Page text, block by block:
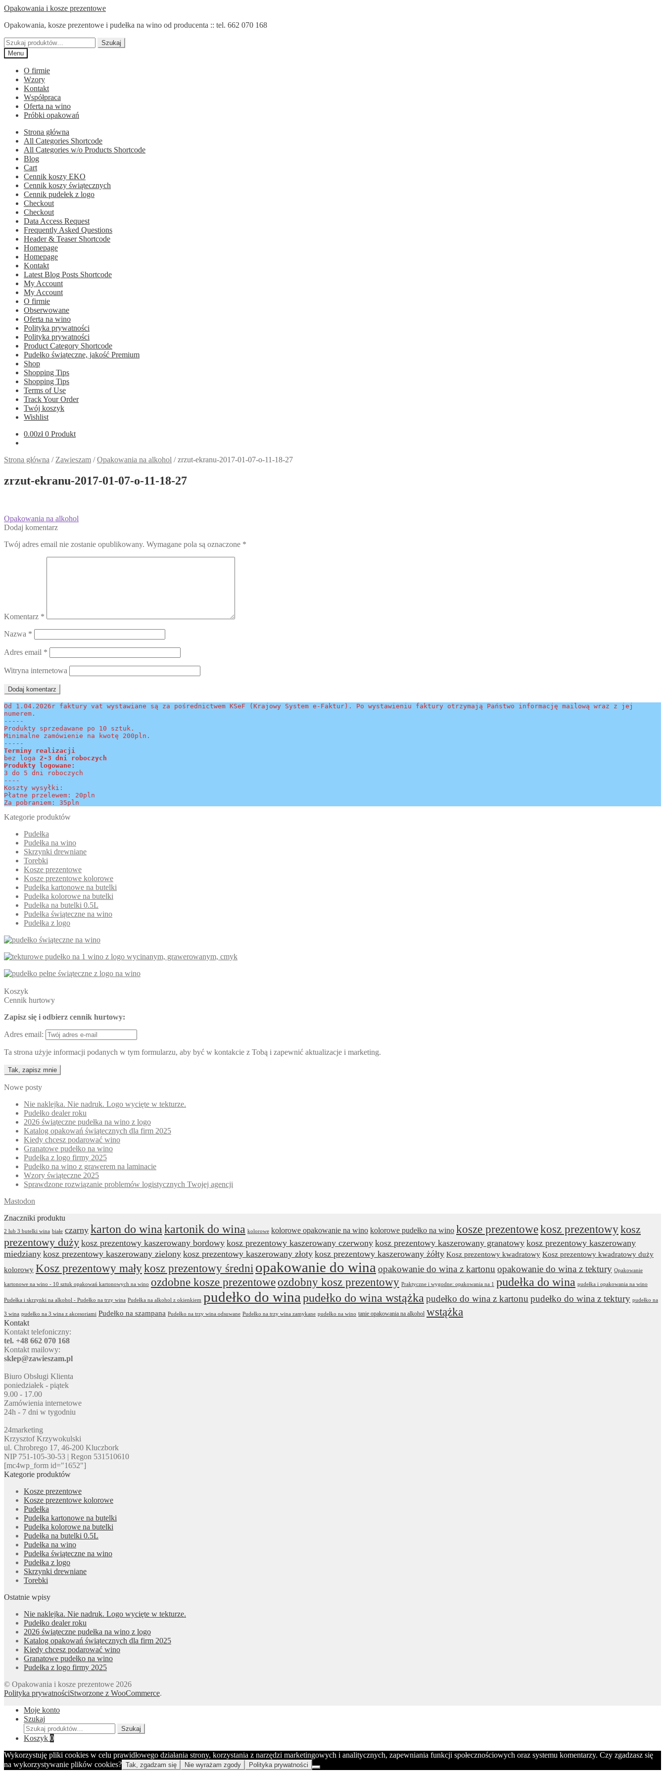
Przejdź
nawigacji
Przejdź
treści
Opakowania i kosze prezentowe
Opakowania, kosze prezentowe i pudełka na wino od producenta :: tel. 662 070 168
Szukaj:
Szukaj
Menu
O firmie
Wzory
Kontakt
Współpraca
Oferta na wino
Próbki opakowań
Strona główna
All Categories Shortcode
All Categories w/o Products Shortcode
Blog
Cart
Cennik koszy EKO
Cennik koszy świątecznych
Cennik pudełek z logo
Checkout
Checkout
Data Access Request
Frequently Asked Questions
Header & Teaser Shortcode
Homepage
Homepage
Kontakt
Latest Blog Posts Shortcode
My Account
My Account
O firmie
Obserwowane
Oferta na wino
Polityka prywatności
Polityka prywatności
Product Category Shortcode
Pudełko świąteczne, jakość Premium
Shop
Shopping Tips
Shopping Tips
Terms of Use
Track Your Order
Twój koszyk
Wishlist
0.00zł 0 Produkt
Strona główna / Zawieszam /Opakowania na alkohol /zrzut-ekranu-2017-01-07-o-11-18-27
zrzut-ekranu-2017-01-07-o-11-18-27
Nawigacja
wpisu
Poprzedni
wpis:
Opakowania na alkohol
Dodaj komentarz
Twój adres email nie zostanie opublikowany. Wymagane pola są oznaczone *
Komentarz *
Nazwa *
Adres email *
Witryna internetowa
Od 1.04.2026r faktury vat wystawiane są za pośrednictwem KSeF (Krajowy System e-Faktur). Po wystawieniu faktury otrzymają Państwo informację mailową wraz z jej
numerem.
-----
Produkty sprzedawane po 10 sztuk.
Minimalne zamówienie na kwotę 200pln.
-----
Terminy realizacji
bez loga 2-3 dni roboczych
Produkty logowane:
3 do 5 dni roboczych
----
Koszty wysyłki:
Płatne przelewem: 20pln
Za pobraniem: 35pln
Kategorie produktów
Pudełka
Pudełka na wino
Skrzynki drewniane
Torebki
Kosze prezentowe
Kosze prezentowe kolorowe
Pudełka kartonowe na butelki
Pudełka kolorowe na butelki
Pudełka na butelki 0.5L
Pudełka świąteczne na wino
Pudełka z logo
Koszyk
Cennik hurtowy
Zapisz się i odbierz cennik hurtowy:
Adres email:
Ta strona użyje informacji podanych w tym formularzu, aby być w kontakcie z Tobą i zapewnić aktualizacje i marketing.
Nowe posty
Nie naklejka. Nie nadruk. Logo wycięte w tekturze.
Pudełko dealer roku
2026 świąteczne pudełka na wino z logo
Katalog opakowań świątecznych dla firm 2025
Kiedy chcesz podarować wino
Granatowe pudełko na wino
Pudełka z logo firmy 2025
Pudełko na wino z grawerem na laminacie
Wzory świąteczne 2025
Sprawdzone rozwiązanie problemów logistycznych Twojej agencji
Mastodon
Znaczniki produktu
2 lub 3 butelki wina białe czarny karton do wina kartonik do wina kolorowe kolorowe opakowanie na wino kolorowe pudełko na wino kosze prezentowekosz prezentowykosz
prezentowy duży kosz prezentowy kaszerowany bordowy kosz prezentowy kaszerowany czerwony kosz prezentowy kaszerowany granatowy kosz prezentowy kaszerowany
miedziany kosz prezentowy kaszerowany zielony kosz prezentowy kaszerowany złoty kosz prezentowy kaszerowany żółty Kosz prezentowy kwadratowy Kosz prezentowy kwadratowy duży
kolorowy Kosz prezentowy małykosz prezentowy średni opakowanie do wina opakowanie do wina z kartonu opakowanie do wina z tektury Opakowanie
kartonowe na wino - 10 sztuk opakowań kartonowych na wino ozdobne kosze prezentoweozdobny kosz prezentowy Praktyczne i wygodne: opakowania na 1 pudełka do wina pudełka i opakowania na wino
Pudełka i skrzynki na alkohol - Pudełko na trzy wina Pudełka na alkohol z okienkiem pudełko do wina pudełko do wina wstążka pudełko do wina z kartonu pudełko do wina z tektury pudełko na
3 wina pudełko na 3 wina z akcesoriami Pudełko na szampana Pudełko na trzy wina odsuwane Pudełko na trzy wina zamykane pudełko na wino tanie opakowania na alkohol wstążka
Kontakt
Kontakt telefoniczny:
tel. +48 662 070 168
Kontakt mailowy:
sklep@zawieszam.pl
Biuro Obsługi Klienta
poniedziałek - piątek
9.00 - 17.00
Zamówienia internetowe
24h - 7 dni w tygodniu
24marketing
Krzysztof Krzywokulski
ul. Chrobrego 17, 46-200 Kluczbork
NIP 751-105-30-53 | Regon 531510610
[mc4wp_form id="1652"]
Kategorie produktów
Kosze prezentowe
Kosze prezentowe kolorowe
Pudełka
Pudełka kartonowe na butelki
Pudełka kolorowe na butelki
Pudełka na butelki 0.5L
Pudełka na wino
Pudełka świąteczne na wino
Pudełka z logo
Skrzynki drewniane
Torebki
Ostatnie wpisy
Nie naklejka. Nie nadruk. Logo wycięte w tekturze.
Pudełko dealer roku
2026 świąteczne pudełka na wino z logo
Katalog opakowań świątecznych dla firm 2025
Kiedy chcesz podarować wino
Granatowe pudełko na wino
Pudełka z logo firmy 2025
© Opakowania i kosze prezentowe 2026
Polityka prywatnościStworzone z WooCommerce.
Moje konto
Szukaj
Szukaj:
Szukaj
Koszyk 0
Wykorzystuję pliki cookies w celu prawidłowego działania strony, korzystania z narzędzi marketingowych i analitycznych, zapewniania funkcji społecznościowych oraz systemu komentarzy. Czy zgadzasz się
na wykorzystywanie plików cookies? Tak, zgadzam się Nie wyrażam zgody Polityka prywatności